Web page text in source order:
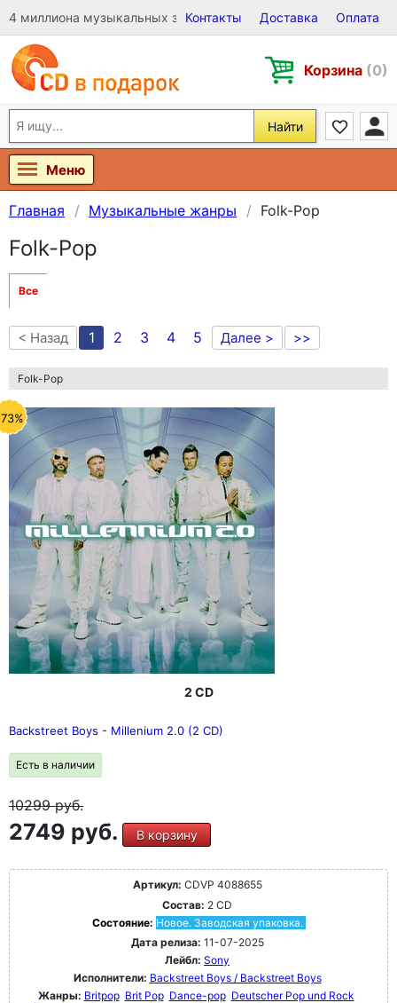
4 миллиона музыкальных записей на Виниле, CD и DVD
Контакты Доставка Оплата
Корзина (0)
Найти
Меню
Главная Музыкальные жанры Folk-Pop
Folk-Pop
Все
< Назад 1 2 3 4 5 Далее > >>
Folk-Pop
2 CD
Backstreet Boys - Millenium 2.0 (2 CD)
Есть в наличии
10299руб.
2749 руб. В корзину
Артикул: CDVP 4088655
Состав: 2 CD
Состояние: Новое. Заводская упаковка.
Дата релиза: 11-07-2025
Лейбл: Sony
Исполнители: Backstreet Boys / Backstreet Boys
Жанры: Britpop Brit Pop Dance-pop Deutscher Pop und Rock